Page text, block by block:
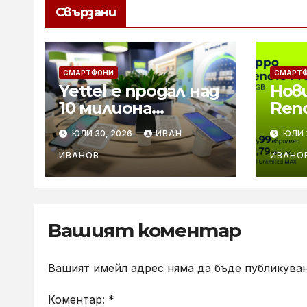
Свързани
СМАРТФОНИ
Yettel е продал над
10 милиона
телефона за 25
години
ЮЛИ 30, 2026 ИВАН
ИВАНОВ
вЮЛИ
Вашият коментар
Вашият имейл адрес няма да бъде
Коментар: *